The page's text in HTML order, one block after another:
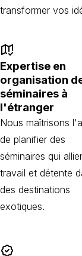
transformer vos
Expertise en
organisation
séminaires à
l'étranger
Nous maîtrisons
de planifier des
séminaires qui
travail et détente
des destinations
exotiques.